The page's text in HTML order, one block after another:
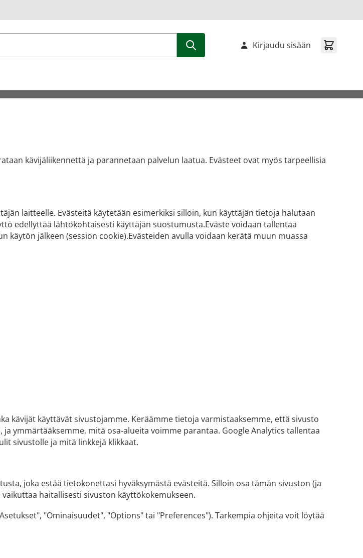
Kirjaudu sisään
kävijäliikennettä ja parannetaan palvelun laatua. Evästeet ovat myös tarpeellisia
laitteelle. Evästeitä käytetään esimerkiksi silloin, kun käyttäjän tietoja halutaan
edellyttää lähtökohtaisesti käyttäjän suostumusta.Eväste voidaan tallentaa
jälkeen (session cookie).Evästeiden avulla voidaan kerätä muun muassa
kävijät käyttävät sivustojamme. Keräämme tietoja varmistaaksemme, että sivusto
ymmärtääksemme, mitä osa-alueita voimme parantaa. Google Analytics tallentaa
sivustolle ja mitä linkkejä klikkaat.
joka estää tietokonettasi hyväksymästä evästeitä. Silloin osa tämän sivuston (ja
haitallisesti sivuston käyttökokemukseen.
"Ominaisuudet", "Options" tai "Preferences"). Tarkempia ohjeita voit löytää